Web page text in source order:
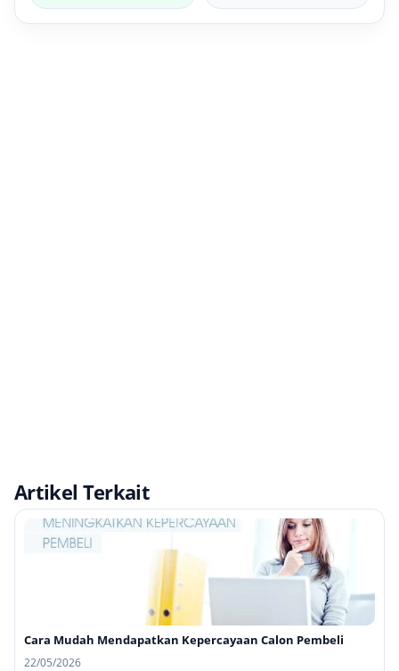
Artikel Terkait
Cara Mudah Mendapatkan Kepercayaan Calon Pembeli
22/05/2026